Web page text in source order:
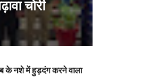
चोरी
के नशे में हुड़दंग करने वाला